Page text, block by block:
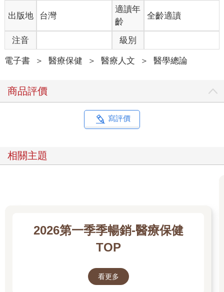
苦。這些訊號承載著關於我們現在與未來健康的重要線索，對生
存至關重要，因此大腦會將這些訊號置於我們所有經驗的核心。
如果你可以不受這個名稱束縛，你將會發現一個嶄新而神秘的內
世界正等著你去探索。
在漂浮艙裡的一小時，開啟了我探索這個新世界的漫長旅程，讓
受。
簡短的回答是：影響深遠。我們的身體並不只是單純的生理機制
運行，來自器官與組織的訊號和感知，逐漸被視為思維的基礎，
感知與解讀這些訊號的能力，不僅能深化對自己的理解，也能改
辨別真相。
仔細想想，我們似乎一直隱約覺得自己擁有某種內在感知，例如
明其中的原因，但這些概念對我們來說直覺上似乎是合理的。然
而，直到最近才找到方法來衡量這些感知是否真的有事實根據。
出版地 台灣
適讀年
齡
全齡適讀
注音 級別
電子書 ＞ 醫療保健 ＞ 醫療人文 ＞ 醫學總論
商品評價
寫評價
相關主題
2026第一季季暢銷-醫療保健
TOP
看更多